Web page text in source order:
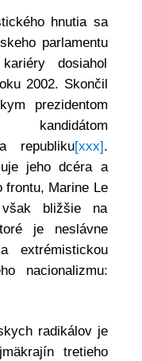
hnutia sa
parlamentu
dosiahol
2002. Skončil
prezidentom
kandidátom
republiku[xxx].
jeho dcéra a
frontu, Marine Le
bližšie na
je neslávne
extrémistickou
nacionalizmu:
radikálov je
tretieho